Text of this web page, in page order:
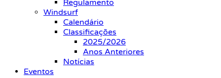
Regulamento
Windsurf
Calendário
Classificações
2025/2026
Anos Anteriores
Notícias
Eventos